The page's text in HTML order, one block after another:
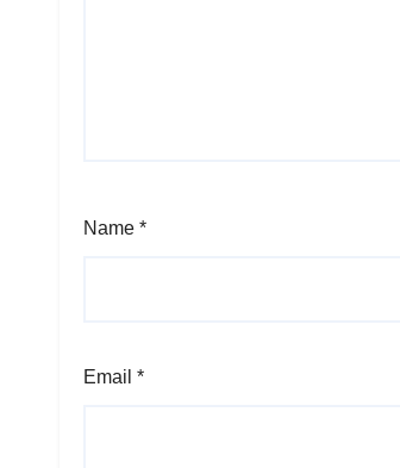
Name *
Email *